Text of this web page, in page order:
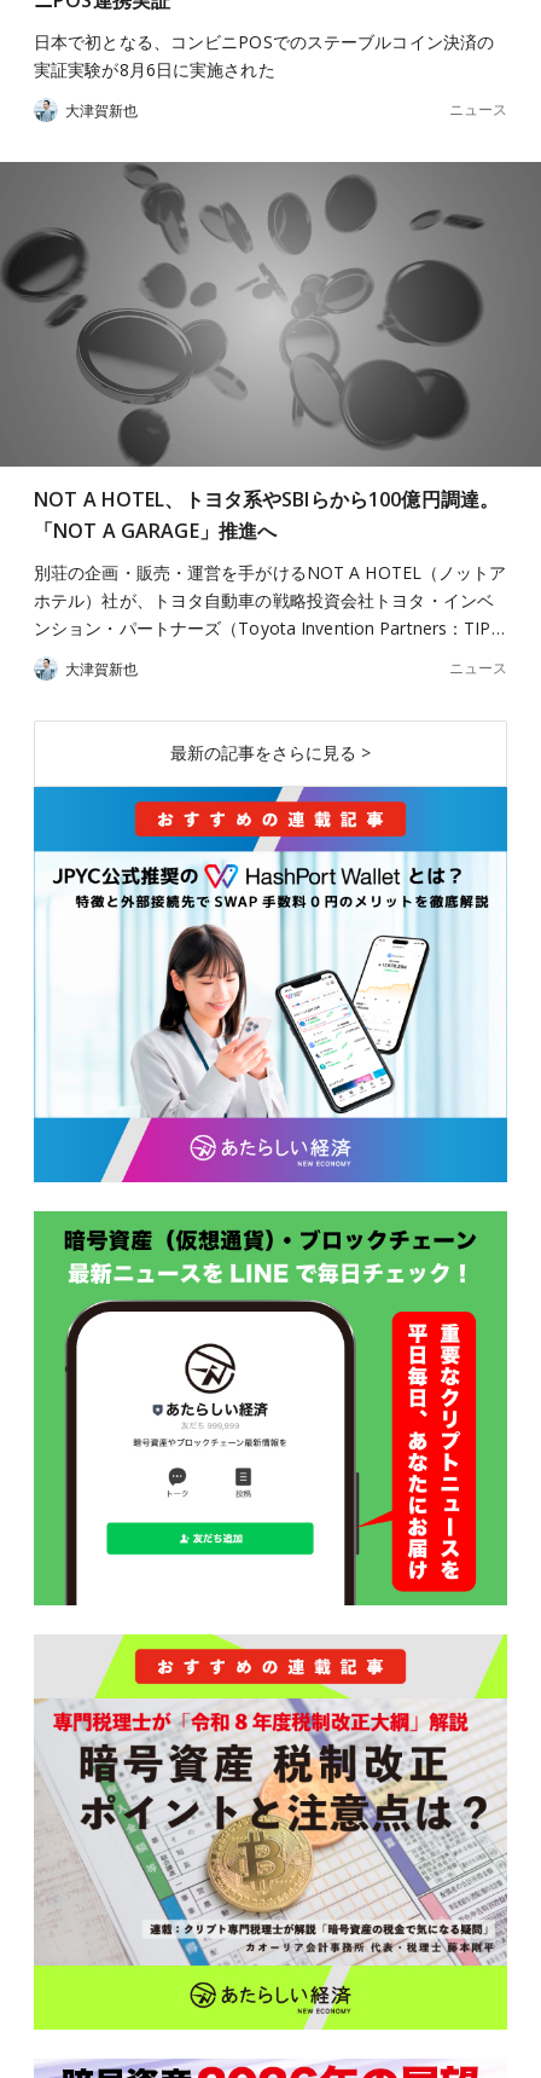
日本で初となる、コンビニPOSでのステーブルコイン決済の
実証実験が8月6日に実施された
大津賀新也 ニュース
NOT A HOTEL、トヨタ系やSBIらから100億円調達。
「NOT A GARAGE」推進へ
別荘の企画・販売・運営を手がけるNOT A HOTEL（ノットア
ホテル）社が、トヨタ自動車の戦略投資会社トヨタ・インベ
ンション・パートナーズ（Toyota Invention Partners：TIP…
大津賀新也 ニュース
最新の記事をさらに見る >